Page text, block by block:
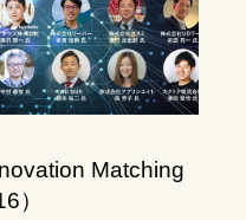
Matching
）